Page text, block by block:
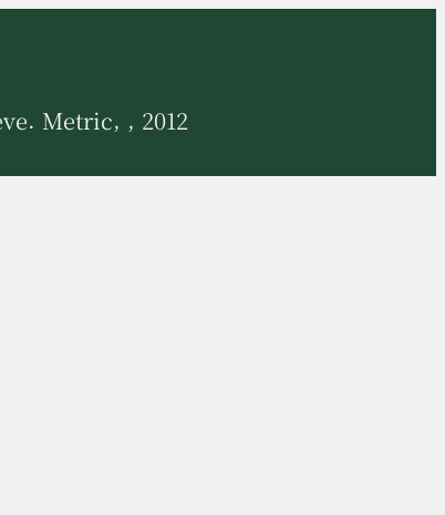
Metric, , 2012